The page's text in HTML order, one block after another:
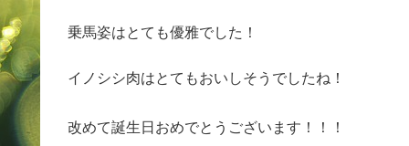
乗馬姿はとても優雅でした！
イノシシ肉はとてもおいしそうでしたね！
改めて誕生日おめでとうございます！！！